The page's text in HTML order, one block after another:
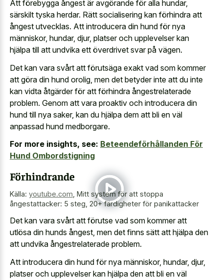
Att förebygga ångest är avgörande för alla hundar,
särskilt tyska herdar. Rätt socialisering kan förhindra att
ångest utvecklas. Att introducera din hund för nya
människor, hundar, djur, platser och upplevelser kan
hjälpa till att undvika ett överdrivet svar på vägen.
Det kan vara svårt att förutsäga exakt vad som kommer
att göra din hund orolig, men det betyder inte att du inte
kan vidta åtgärder för att förhindra ångestrelaterade
problem. Genom att vara proaktiv och introducera din
hund till nya saker, kan du hjälpa dem att bli en väl
anpassad hund medborgare.
For more insights, see: Beteendeförhållanden För
Hund Ombordstigning
Förhindrande
Källa: youtube.com Mitt system för att stoppa
ångestattacker: 5 steg, 20+ färdigheter för panikattacker
Det kan vara svårt att förutse vad som kommer att
utlösa din hunds ångest, men det finns sätt att hjälpa den
att undvika ångestrelaterade problem.
Att introducera din hund för nya människor, hundar, djur,
platser och upplevelser kan hjälpa den att bli en väl